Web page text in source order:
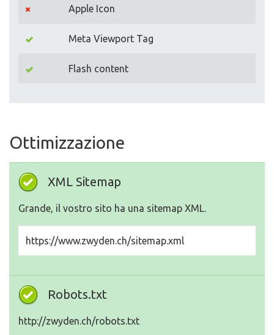
Apple Icon
Meta Viewport Tag
Flash content
Ottimizzazione
XML Sitemap
Grande, il vostro sito ha una sitemap XML.
https://www.zwyden.ch/sitemap.xml
Robots.txt
http://zwyden.ch/robots.txt